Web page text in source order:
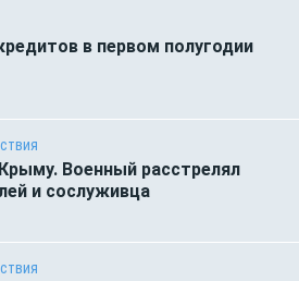
в первом полугодии
Военный расстрелял
и сослуживца